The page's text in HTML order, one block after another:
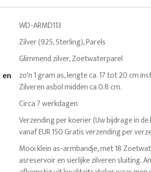
WD-ARMD113
Zilver (925, Sterling), Parels
Glimmend zilver, Zoetwaterparel
zo'n 1 gram as, lengte ca. 17 tot 20 cm
Zilveren asbol midden ca 0.8 cm.
Circa 7 werkdagen
Verzending per koerier (Uw bijdrage in de
vanaf EUR 150 Gratis verzending per
Mooi klein as-armbandje, met 18
asreservoir en sierlijke zilveren sluiting.